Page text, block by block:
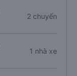
2 chuyến
1 nhà xe